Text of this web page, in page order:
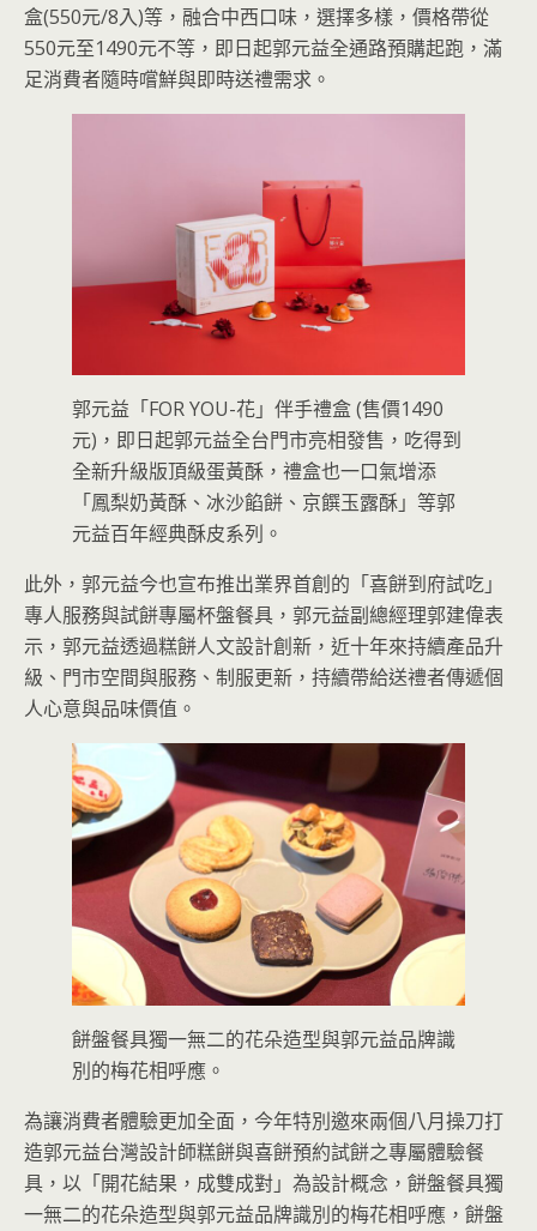
盒(550元/8入)等，融合中西口味，選擇多樣，價格帶從
550元至1490元不等，即日起郭元益全通路預購起跑，滿
足消費者隨時嚐鮮與即時送禮需求。
郭元益「FOR YOU-花」伴手禮盒 (售價1490
元)，即日起郭元益全台門市亮相發售，吃得到
全新升級版頂級蛋黃酥，禮盒也一口氣增添
「鳳梨奶黃酥、冰沙餡餅、京饌玉露酥」等郭
元益百年經典酥皮系列。
此外，郭元益今也宣布推出業界首創的「喜餅到府試吃」
專人服務與試餅專屬杯盤餐具，郭元益副總經理郭建偉表
示，郭元益透過糕餅人文設計創新，近十年來持續產品升
級、門市空間與服務、制服更新，持續帶給送禮者傳遞個
人心意與品味價值。
餅盤餐具獨一無二的花朵造型與郭元益品牌識
別的梅花相呼應。
為讓消費者體驗更加全面，今年特別邀來兩個八月操刀打
造郭元益台灣設計師糕餅與喜餅預約試餅之專屬體驗餐
具，以「開花結果，成雙成對」為設計概念，餅盤餐具獨
一無二的花朵造型與郭元益品牌識別的梅花相呼應，餅盤